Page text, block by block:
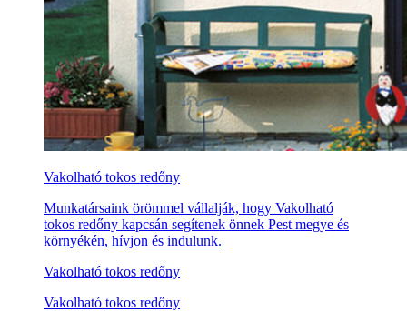
Vakolható tokos redőny
Munkatársaink örömmel vállalják, hogy Vakolható
tokos redőny kapcsán segítenek önnek Pest megye és
környékén, hívjon és indulunk.
Vakolható tokos redőny
Vakolható tokos redőny